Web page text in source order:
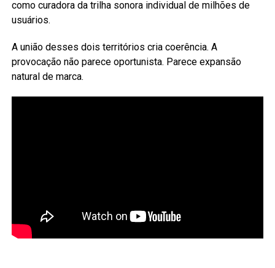
como curadora da trilha sonora individual de milhões de
usuários.
A união desses dois territórios cria coerência. A
provocação não parece oportunista. Parece expansão
natural de marca.